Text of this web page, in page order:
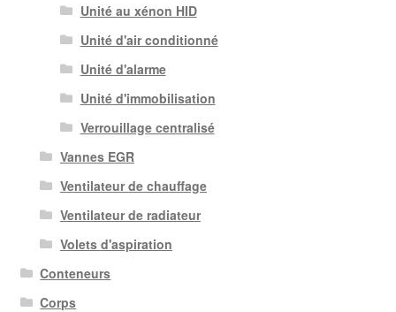
Unité au xénon HID
Unité d'air conditionné
Unité d'alarme
Unité d'immobilisation
Verrouillage centralisé
Vannes EGR
Ventilateur de chauffage
Ventilateur de radiateur
Volets d'aspiration
Conteneurs
Corps